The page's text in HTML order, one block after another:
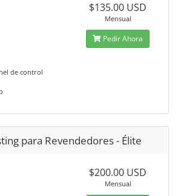
de control
$135.00 USD
Mensual
Pedir Ahora
para Revendedores - Élite
$200.00 USD
Mensual